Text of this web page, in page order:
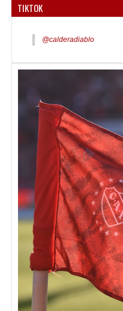
El futsal se quedo con el
Clásico ante Boca
Jul
2026
TIKTOK
@calderadiablo